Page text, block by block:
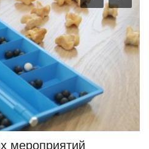
мероприятий